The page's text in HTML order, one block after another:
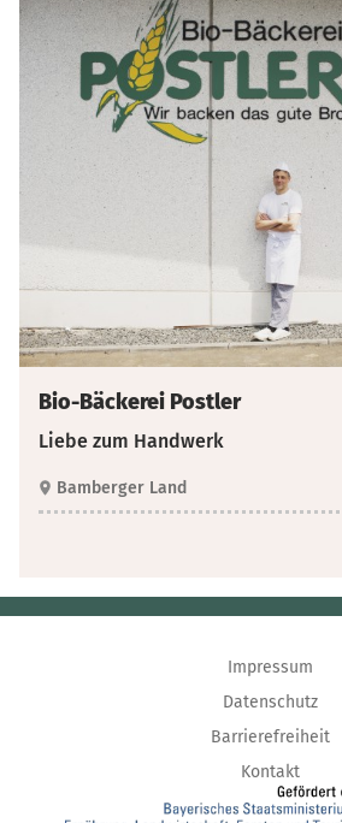
Bio-Bäckerei Postler
Liebe zum Handwerk
Bamberger Land
Impressum
Datenschutz
Barrierefreiheit
Kontakt